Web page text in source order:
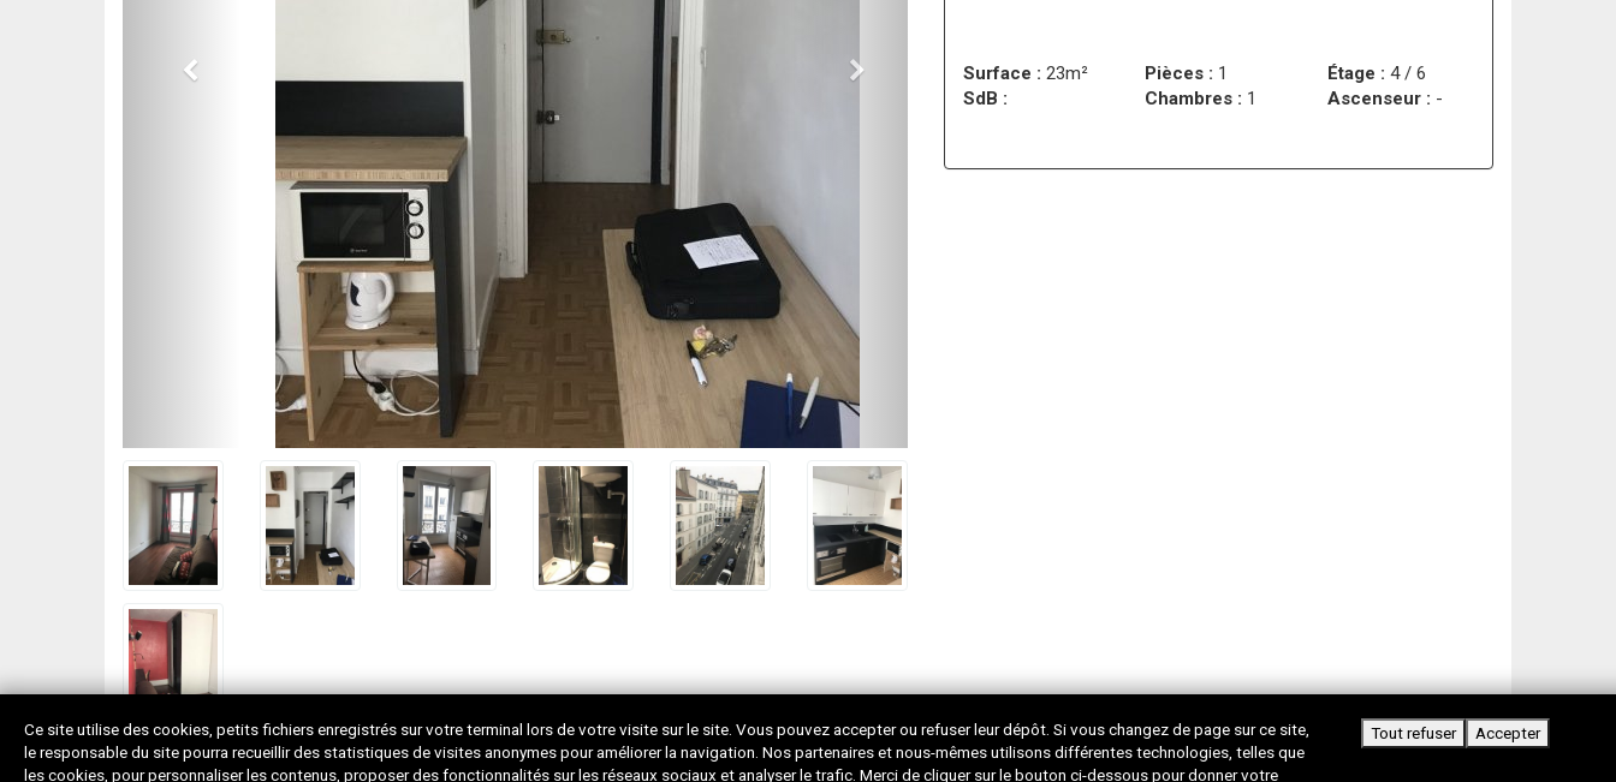
Ce site utilise des cookies, petits fichiers enregistrés sur votre terminal lors de votre visite sur le site. Vous pouvez accepter ou refuser leur dépôt. Si vous changez de page sur ce site,
le responsable du site pourra recueillir des statistiques de visites anonymes pour améliorer la navigation. Nos partenaires et nous-mêmes utilisons différentes technologies, telles que
les cookies, pour personnaliser les contenus, proposer des fonctionnalités sur les réseaux sociaux et analyser le trafic. Merci de cliquer sur le bouton ci-dessous pour donner votre
Tout refuser Accepter
Surface : 23m²
SdB :
Pièces : 1
Chambres : 1
Étage : 4 / 6
Ascenseur : -